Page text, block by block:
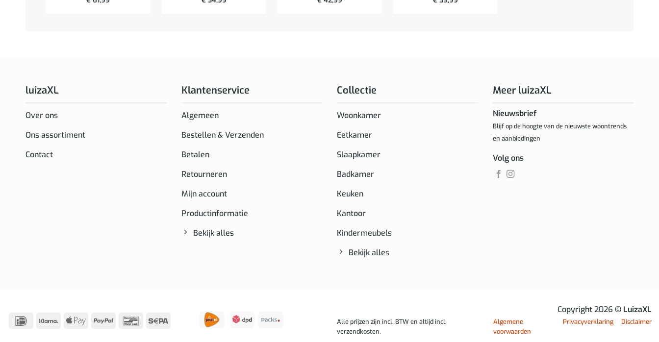
luizaXL
Over ons
Ons assortiment
Contact
Klantenservice
Algemeen
Bestellen & Verzenden
Betalen
Retourneren
Mijn account
Productinformatie
Bekijk alles
Collectie
Woonkamer
Eetkamer
Slaapkamer
Badkamer
Keuken
Kantoor
Kindermeubels
Bekijk alles
Meer luizaXL
Nieuwsbrief
Blijf op de hoogte van de nieuwste woontrends
en aanbiedingen
Volg ons
IDeal Klarna Apple
PayPal Bancontact
Copyright 2026 © LuizaXL
Alle prijzen zijn incl. BTW en altijd incl.
verzendkosten.
Algemene
voorwaarden
Privacyverklaring Disclaimer